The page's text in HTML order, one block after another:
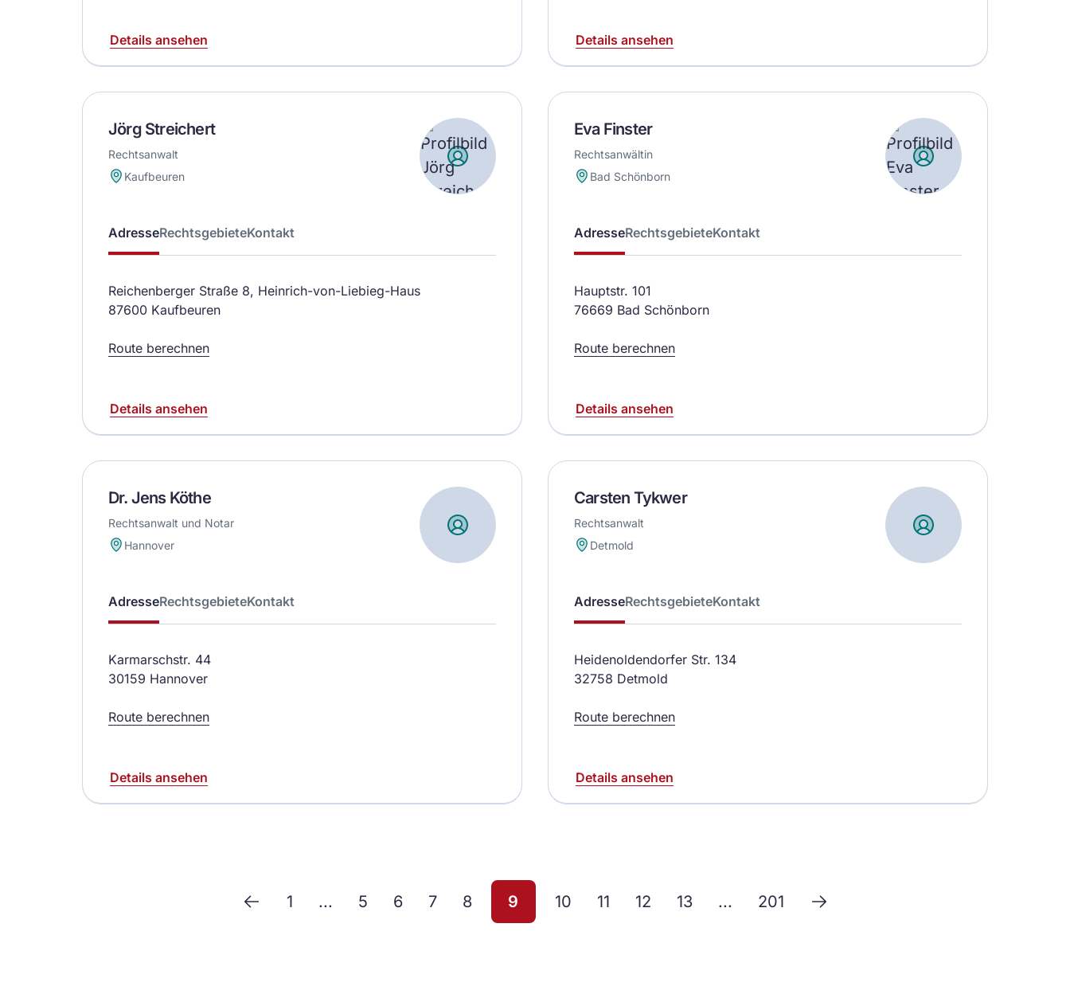
Details ansehen Details ansehen
Jörg Streichert
Rechtsanwalt
Kaufbeuren
AdresseRechtsgebieteKontakt
Reichenberger Straße 8, Heinrich-von-Liebieg-Haus
87600 Kaufbeuren
Route berechnen
Details ansehen
Eva Finster
Rechtsanwältin
Bad Schönborn
AdresseRechtsgebieteKontakt
Hauptstr. 101
76669 Bad Schönborn
Route berechnen
Details ansehen
Dr. Jens Köthe
Rechtsanwalt und Notar
Hannover
AdresseRechtsgebieteKontakt
Karmarschstr. 44
30159 Hannover
Route berechnen
Details ansehen
Carsten Tykwer
Rechtsanwalt
Detmold
AdresseRechtsgebieteKontakt
Heidenoldendorfer Str. 134
32758 Detmold
Route berechnen
Details ansehen
1 ... 5 6 7 8 9 10 11 12 13 ... 201